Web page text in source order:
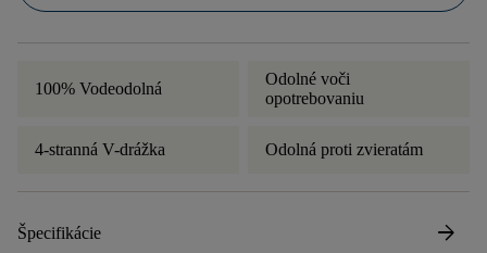
100% Vodeodolná
Odolné voči
opotrebovaniu
4-stranná V-drážka Odolná proti zvieratám
Špecifikácie arrow_forward